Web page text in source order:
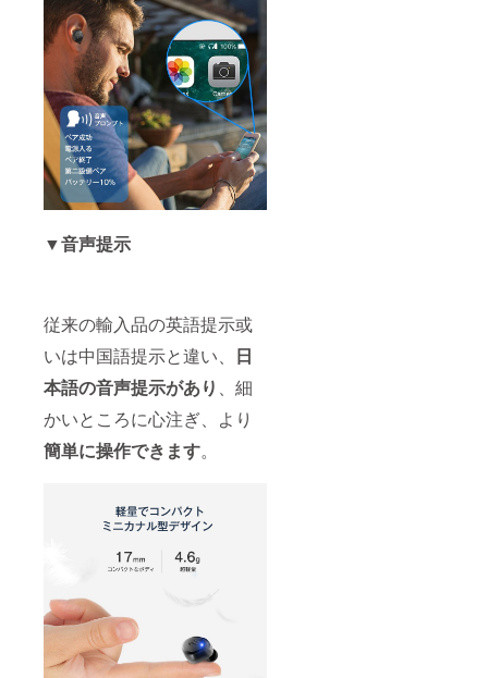
▼音声提示
従来の輸入品の英語提示或
いは中国語提示と違い、 日
本語の音声提示があり 、細
かいところに心注ぎ、より
簡単に操作できます。